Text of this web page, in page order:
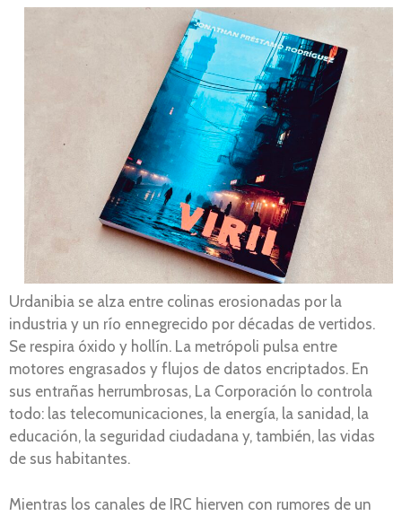
Urdanibia se alza entre colinas erosionadas por la
industria y un río ennegrecido por décadas de vertidos.
Se respira óxido y hollín. La metrópoli pulsa entre
motores engrasados y flujos de datos encriptados. En
sus entrañas herrumbrosas, La Corporación lo controla
todo: las telecomunicaciones, la energía, la sanidad, la
educación, la seguridad ciudadana y, también, las vidas
de sus habitantes.
Mientras los canales de IRC hierven con rumores de un